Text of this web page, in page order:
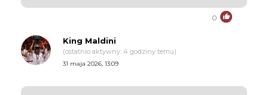
0
King Maldini
(ostatnio aktywny: 4 godziny temu)
31 maja 2026, 13:09